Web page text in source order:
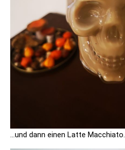
…und dann einen Latte Macchiato.